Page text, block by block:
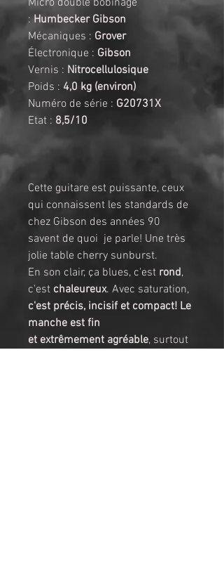
: Humbecker Gibson
Mécaniques : Grover
Électronique : Gibson
Vernis : Nitrocellulosique
Poids : 4,0 kg (environ)
Numéro de série : G20731X
Etat : 8,5/10
Cette guitare est puissante, ceux
qui connaissent les standards de
chez Gibson des années 90
savent de quoi  je parle! Une très
jolie table cherry sunburst.
En son clair, ça blues, c'est rond,
c'est chaleureux. Avec saturation,
c'est précis, incisif et compact! Le
manche est fin
et extrêmement agréable, surtout